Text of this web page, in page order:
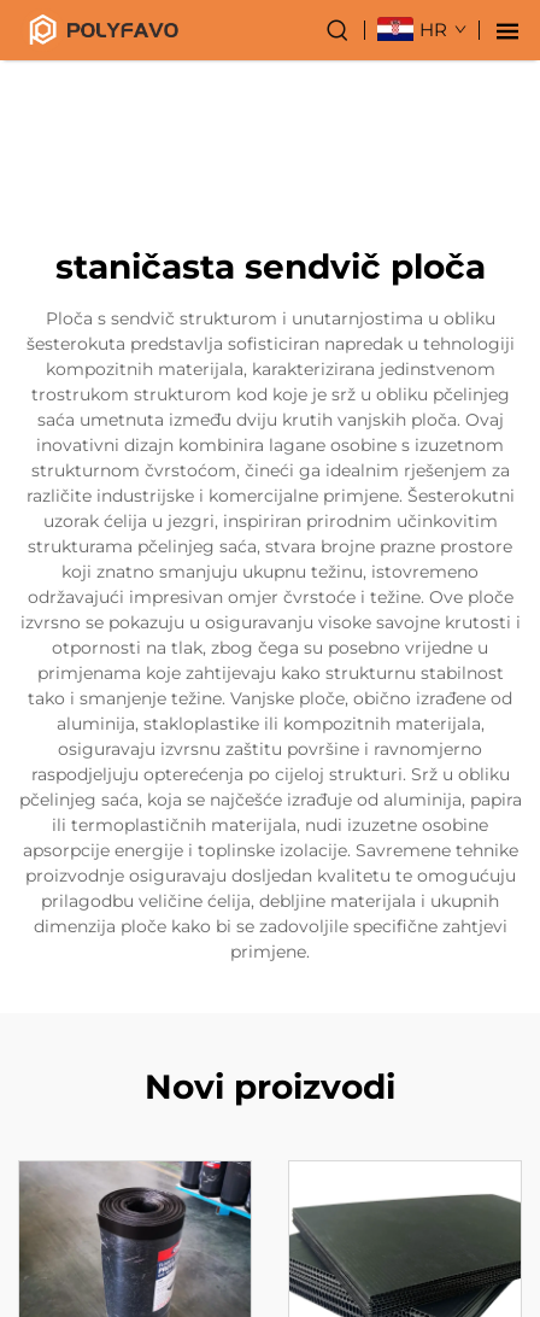
HR
staničasta sendvič ploča
Ploča s sendvič strukturom i unutarnjostima u obliku
šesterokuta predstavlja sofisticiran napredak u tehnologiji
kompozitnih materijala, karakterizirana jedinstvenom
trostrukom strukturom kod koje je srž u obliku pčelinjeg
saća umetnuta između dviju krutih vanjskih ploča. Ovaj
inovativni dizajn kombinira lagane osobine s izuzetnom
strukturnom čvrstoćom, čineći ga idealnim rješenjem za
različite industrijske i komercijalne primjene. Šesterokutni
uzorak ćelija u jezgri, inspiriran prirodnim učinkovitim
strukturama pčelinjeg saća, stvara brojne prazne prostore
koji znatno smanjuju ukupnu težinu, istovremeno
održavajući impresivan omjer čvrstoće i težine. Ove ploče
izvrsno se pokazuju u osiguravanju visoke savojne krutosti i
otpornosti na tlak, zbog čega su posebno vrijedne u
primjenama koje zahtijevaju kako strukturnu stabilnost
tako i smanjenje težine. Vanjske ploče, obično izrađene od
aluminija, stakloplastike ili kompozitnih materijala,
osiguravaju izvrsnu zaštitu površine i ravnomjerno
raspodjeljuju opterećenja po cijeloj strukturi. Srž u obliku
pčelinjeg saća, koja se najčešće izrađuje od aluminija, papira
ili termoplastičnih materijala, nudi izuzetne osobine
apsorpcije energije i toplinske izolacije. Savremene tehnike
proizvodnje osiguravaju dosljedan kvalitetu te omogućuju
prilagodbu veličine ćelija, debljine materijala i ukupnih
dimenzija ploče kako bi se zadovoljile specifične zahtjevi
primjene.
Novi proizvodi